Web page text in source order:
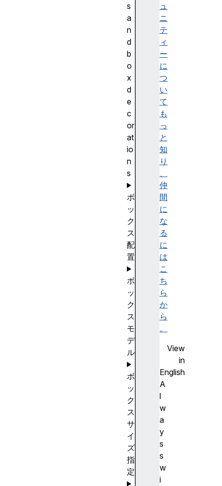
ュ
ニ
テ
ィ
ー
に
つ
い
て
も
っ
と
知
り
、
仲
間
に
な
る
に
は
こ
ち
ら
か
ら
。
View
in
English
A
l
w
a
y
s
s
w
i
s
a
n
d
b
o
x
d
e
c
or
at
io
n
s
ボ
ッ
ク
ス
配
置
ボ
ッ
ク
ス
モ
デ
ル
ボ
ッ
ク
ス
サ
イ
ズ
指
定